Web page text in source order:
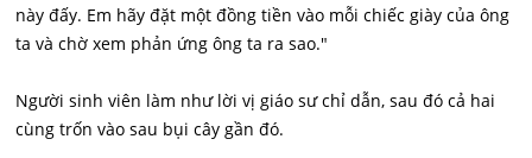
này đấy. Em hãy đặt một đồng tiền vào mỗi chiếc giày của ông
ta và chờ xem phản ứng ông ta ra sao."
Người sinh viên làm như lời vị giáo sư chỉ dẫn, sau đó cả hai
cùng trốn vào sau bụi cây gần đó.